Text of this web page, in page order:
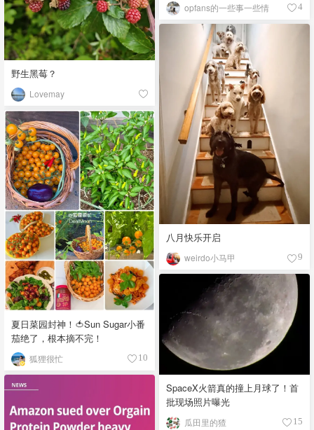
野生黑莓？
Lovemay
opfans的一些事一些情 4
八月快乐开启
weirdo小马甲 9
夏日菜园封神！🍅Sun Sugar小番
茄绝了，根本摘不完！
狐狸很忙 10
SpaceX火箭真的撞上月球了！首
批现场照片曝光
瓜田里的猹 15